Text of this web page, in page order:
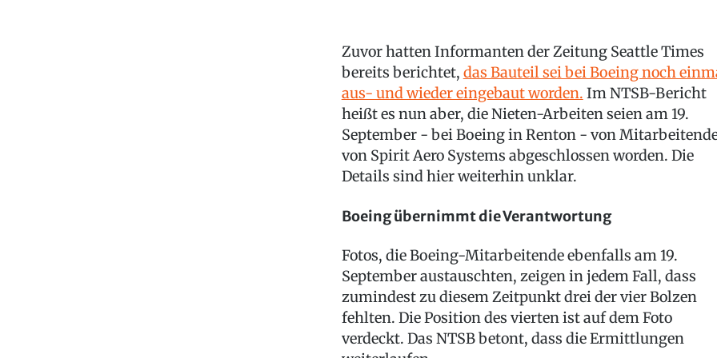
Zuvor hatten Informanten der Zeitung Seattle Times
bereits berichtet, das Bauteil sei bei Boeing noch
aus- und wieder eingebaut worden. Im NTSB-Bericht
heißt es nun aber, die Nieten-Arbeiten seien am 19.
September - bei Boeing in Renton - von
von Spirit Aero Systems abgeschlossen worden. Die
Details sind hier weiterhin unklar.
Boeing übernimmt die Verantwortung
Fotos, die Boeing-Mitarbeitende ebenfalls am 19.
September austauschten, zeigen in jedem Fall, dass
zumindest zu diesem Zeitpunkt drei der vier Bolzen
fehlten. Die Position des vierten ist auf dem Foto
verdeckt. Das NTSB betont, dass die Ermittlungen